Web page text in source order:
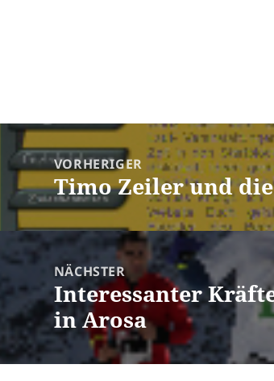
Beitragsnavigation
VORHERIGER
Vorheriger
Beitrag:
Timo Zeiler und
NÄCHSTER
Nächster
Beitrag:
Interessanter
in Arosa